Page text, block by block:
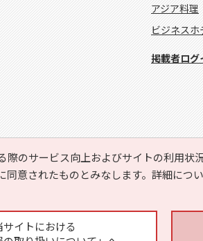
際のサービス向上およびサイトの利用
意されたものとみなします。詳細につい
サイトにおける
アジア料理
ビジネスホ
掲載者ログ
Copyright © HYOJITO.Co.,Ltd. All